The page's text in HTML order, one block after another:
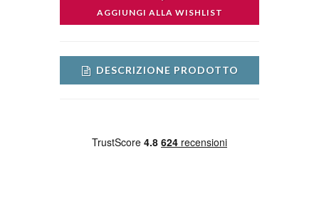
AGGIUNGI ALLA WISHLIST
DESCRIZIONE PRODOTTO